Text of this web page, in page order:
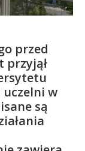
przed
przyjął
uczelni w
są